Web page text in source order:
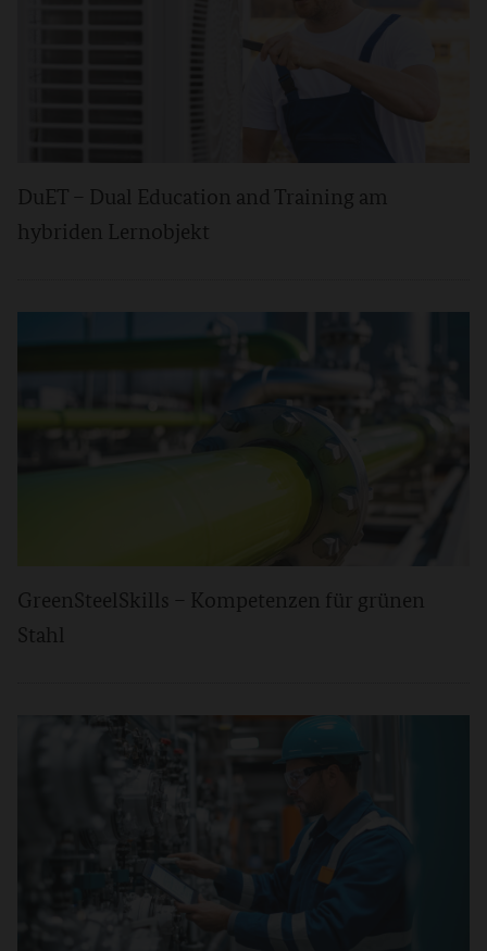
DuET – Dual Education and Training am
hybriden Lernobjekt
GreenSteelSkills – Kompetenzen für grünen
Stahl